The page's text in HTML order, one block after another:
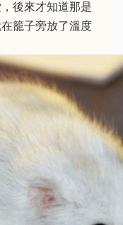
後來才知道那是
籠子旁放了溫度